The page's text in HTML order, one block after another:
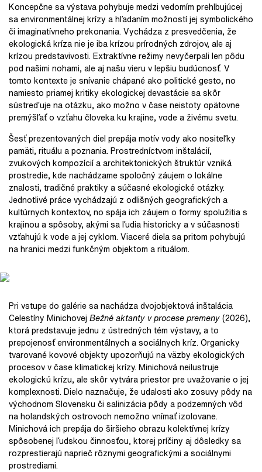
Koncepčne sa výstava pohybuje medzi vedomím prehlbujúcej
sa environmentálnej krízy a hľadaním možností jej symbolického
či imaginatívneho prekonania. Vychádza z presvedčenia, že
ekologická kríza nie je iba krízou prírodných zdrojov, ale aj
krízou predstavivosti. Extraktívne režimy nevyčerpali len pôdu
pod našimi nohami, ale aj našu vieru v lepšiu budúcnosť. V
tomto kontexte je snívanie chápané ako politické gesto, no
namiesto priamej kritiky ekologickej devastácie sa skôr
sústreďuje na otázku, ako možno v čase neistoty opätovne
premýšľať o vzťahu človeka ku krajine, vode a živému svetu.
Šesť prezentovaných diel prepája motív vody ako nositeľky
pamäti, rituálu a poznania. Prostredníctvom inštalácií,
zvukových kompozícií a architektonických štruktúr vzniká
prostredie, kde nachádzame spoločný záujem o lokálne
znalosti, tradičné praktiky a súčasné ekologické otázky.
Jednotlivé práce vychádzajú z odlišných geografických a
kultúrnych kontextov, no spája ich záujem o formy spolužitia s
krajinou a spôsoby, akými sa ľudia historicky a v súčasnosti
vzťahujú k vode a jej cyklom. Viaceré diela sa pritom pohybujú
na hranici medzi funkčným objektom a rituálom.
Pri vstupe do galérie sa nachádza dvojobjektová inštalácia
Celestíny Minichovej Bežné aktanty v procese premeny(2026),
ktorá predstavuje jednu z ústredných tém výstavy, a to
prepojenosť environmentálnych a sociálnych kríz. Organicky
tvarované kovové objekty upozorňujú na väzby ekologických
procesov v čase klimatickej krízy. Minichová neilustruje
ekologickú krízu, ale skôr vytvára priestor pre uvažovanie o jej
komplexnosti. Dielo naznačuje, že udalosti ako zosuvy pôdy na
východnom Slovensku či salinizácia pôdy a podzemných vôd
na holandských ostrovoch nemožno vnímať izolovane.
Minichová ich prepája do širšieho obrazu kolektívnej krízy
spôsobenej ľudskou činnosťou, ktorej príčiny aj dôsledky sa
rozprestierajú naprieč rôznymi geografickými a sociálnymi
prostrediami.